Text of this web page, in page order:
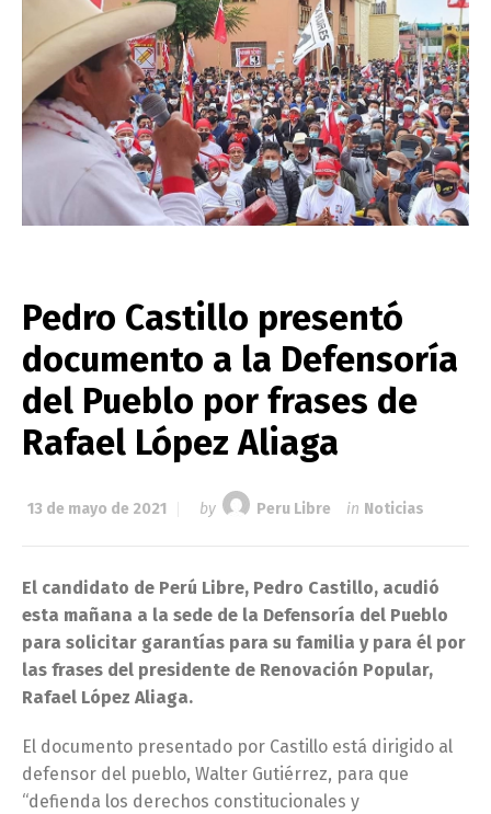
Pedro Castillo presentó
documento a la Defensoría
del Pueblo por frases de
Rafael López Aliaga
13 de mayo de 2021 by Peru Libre in Noticias
El candidato de Perú Libre, Pedro Castillo, acudió
esta mañana a la sede de la Defensoría del Pueblo
para solicitar garantías para su familia y para él por
las frases del presidente de Renovación Popular,
Rafael López Aliaga.
El documento presentado por Castillo está dirigido al
defensor del pueblo, Walter Gutiérrez, para que
“defienda los derechos constitucionales y